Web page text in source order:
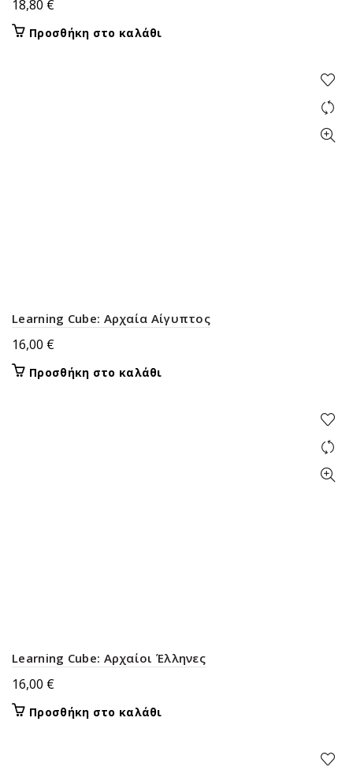
18,80 €
Προσθήκη στο καλάθι
Learning Cube: Αρχαία Αίγυπτος
16,00 €
Προσθήκη στο καλάθι
Learning Cube: Αρχαίοι Έλληνες
16,00 €
Προσθήκη στο καλάθι